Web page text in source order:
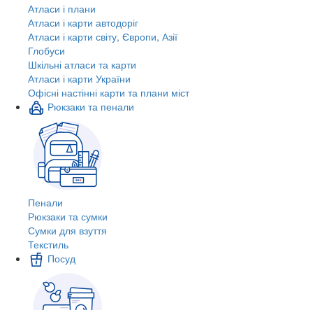
Атласи і плани
Атласи і карти автодоріг
Атласи і карти світу, Європи, Азії
Глобуси
Шкільні атласи та карти
Атласи і карти України
Офісні настінні карти та плани міст
Рюкзаки та пенали
Пенали
Рюкзаки та сумки
Сумки для взуття
Текстиль
Посуд